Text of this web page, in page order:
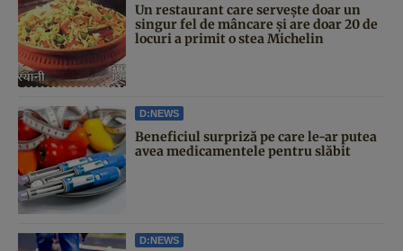
Un restaurant care servește doar un
singur fel de mâncare și are doar 20 de
locuri a primit o stea Michelin
D:NEWS
Beneficiul surpriză pe care le-ar putea
avea medicamentele pentru slăbit
D:NEWS